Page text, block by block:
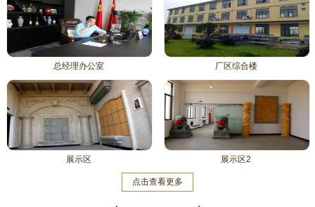
总经理办公室 厂区综合楼
展示区 展示区2
点击查看更多